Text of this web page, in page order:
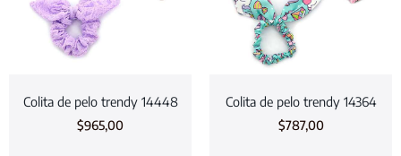
Colita de pelo trendy 14448
$965,00
Colita de pelo trendy 14364
$787,00